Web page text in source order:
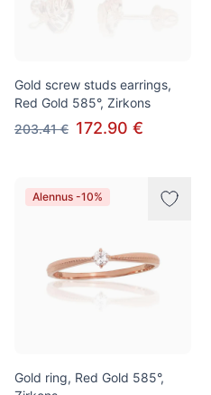
Gold screw studs earrings,
Red Gold 585°, Zirkons
203.41 € 172.90 €
Alennus -10%
Gold ring, Red Gold 585°,